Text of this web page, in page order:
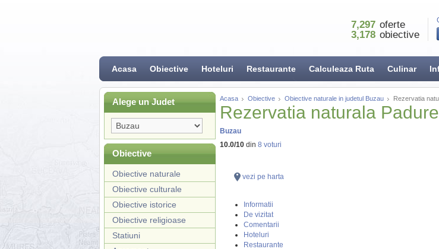
7,297 oferte
3,178 obiective
Acasa Obiective Hoteluri Restaurante Calculeaza Ruta Culinar
Alege un Judet
Obiective
Obiective naturale
Obiective culturale
Obiective istorice
Obiective religioase
Statiuni
Acasa Obiective Obiective naturale in judetul Buzau Rezervatia
Rezervatia naturala
Buzau
10.0/10din 8 voturi
vezi pe harta
Informatii
De vizitat
Comentarii
Hoteluri
Restaurante